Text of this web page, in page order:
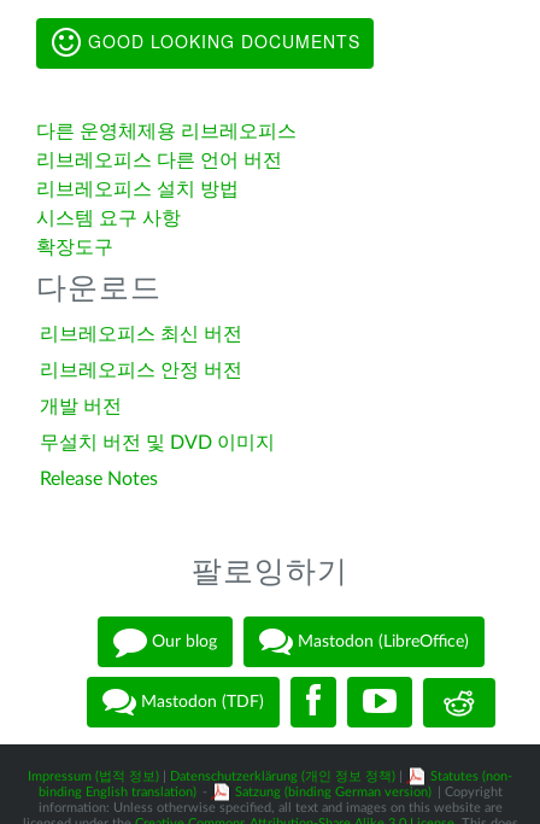
GOOD LOOKING DOCUMENTS
다른 운영체제용 리브레오피스
리브레오피스 다른 언어 버전
리브레오피스 설치 방법
시스템 요구 사항
확장도구
다운로드
리브레오피스 최신 버전
리브레오피스 안정 버전
개발 버전
무설치 버전 및 DVD 이미지
Release Notes
팔로잉하기
Our blog Mastodon (LibreOffice)
Mastodon (TDF)
Impressum (법적 정보) Datenschutzerklärung (개인 정보 정책)
Statutes (non-
binding English translation) - Satzung (binding German version)
| Copyright
information: Unless otherwise specified, all text and images on this website are